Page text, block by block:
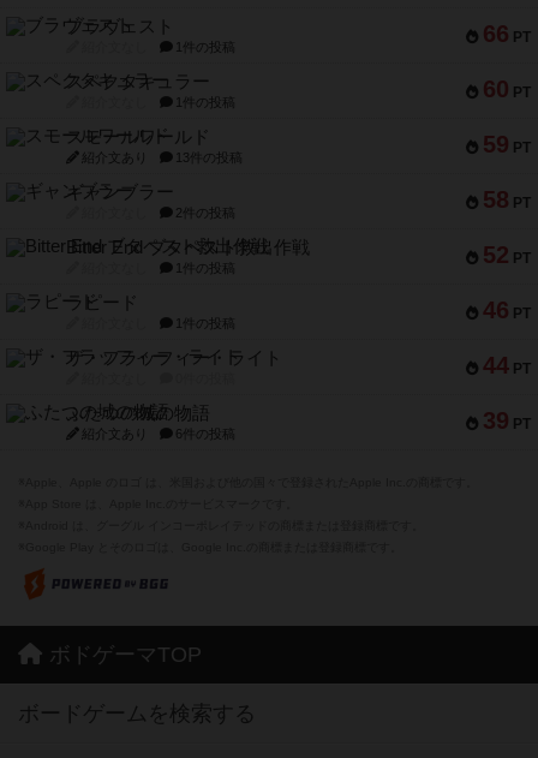
66 PT
ブラヴェスト
1件の投稿
60 PT
スペクタキュラー
1件の投稿
59 PT
スモールワールド
紹介文あり 13件の投稿
58 PT
ギャンブラー
2件の投稿
52 PT
Bitter End ブタペスト救出作戦
1件の投稿
46 PT
ラピード
1件の投稿
44 PT
ザ・フラッフィー・ライト
39 PT
ふたつの城の物語
紹介文あり 6件の投稿
ボドゲーマTOP
ボードゲームを検索する